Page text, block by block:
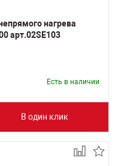
нагрева
арт.02SE103
Есть в наличии
В один клик